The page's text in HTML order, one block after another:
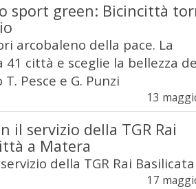
sport green: Bicincittà
arcobaleno della pace. La
città e sceglie la bellezza
Pesce e G. Punzi
13
il servizio della TGR Rai
a Matera
della TGR Rai Basilicata
17